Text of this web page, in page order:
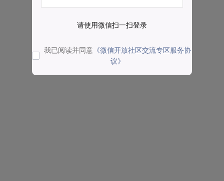
请使用微信扫一扫登录
我已阅读并同意 《微信开放社区交流专区服务协
议》